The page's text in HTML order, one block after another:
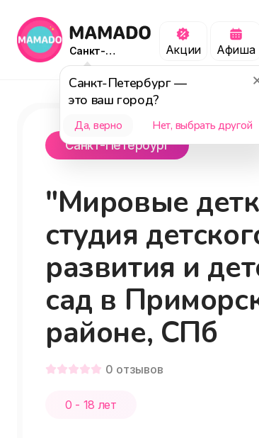
Санкт-
Петербург
Санкт-Петербург—
это ваш город?
Да, верно Нет, выбрать другой
Акции Афиша
Санкт-Петербург
"Мировые
студия
развития и
сад в
районе, СПб
0 отзывов
0 - 18 лет